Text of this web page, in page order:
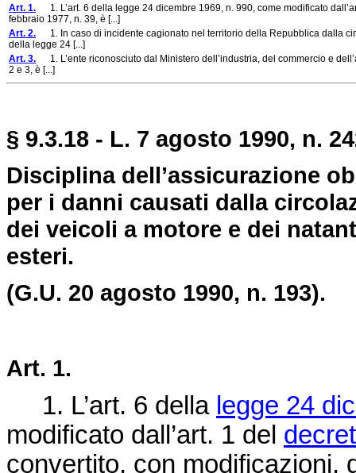
Art. 1. 1. L’art. 6 della legge 24 dicembre 1969, n. 990, come modificato
febbraio 1977, n. 39, è [...]
Art. 2. 1. In caso di incidente cagionato nel territorio della Repubblica dalla
della legge 24 [...]
Art. 3. 1. L’ente riconosciuto dal Ministero dell’industria, del commercio e
2 e 3, è [...]
§ 9.3.18 - L. 7 agosto 1990, n.
Disciplina dell’assicurazione
per i danni causati dalla
dei veicoli a motore e dei
esteri.
(G.U. 20 agosto 1990, n. 193).
Art. 1.
1. L’art. 6 della legge 24
modificato dall’art. 1 del
convertito, con modificazioni,